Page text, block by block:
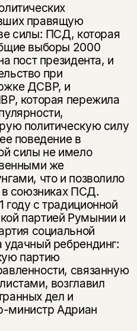
правящую
силы: ПСД, которая
выборы 2000
пост президента, и
при
ДСВР, и
которая пережила
политическую силу
поведение в
силы не имело
же
что и позволило
в союзниках ПСД.
с традиционной
партией Румынии и
социальной
ребрендинг:
партию
связанную
возглавил
дел и
министр Адриан